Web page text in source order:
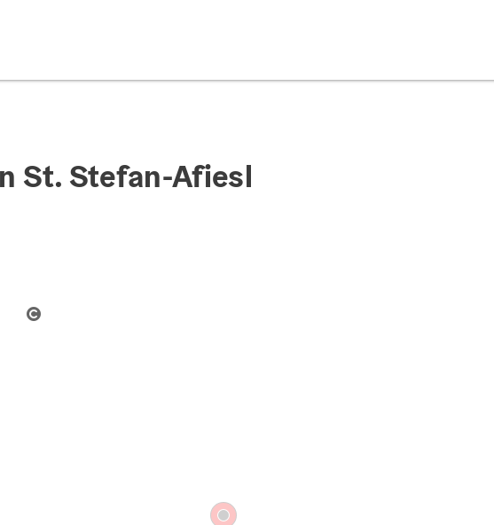
St. Stefan-Afiesl